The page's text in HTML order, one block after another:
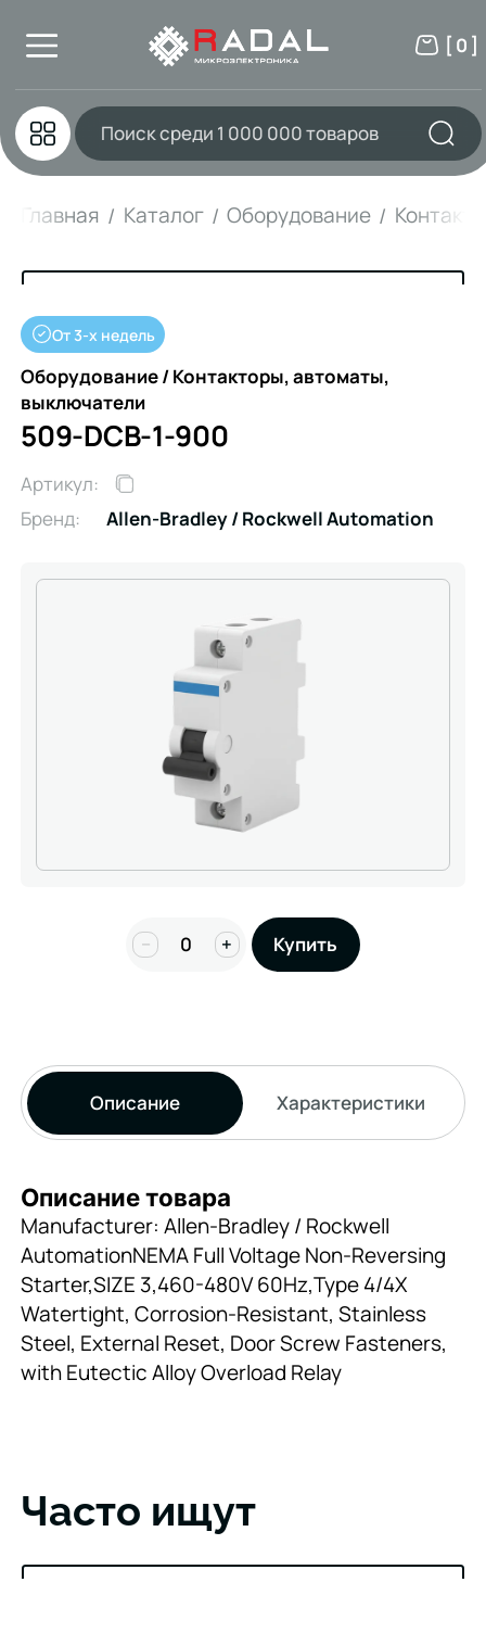
[ 0 ]
Главная Каталог Оборудование
От 3-х недель
Оборудование / Контакторы, автоматы,
выключатели
509-DCB-1-900
Артикул:
Бренд:
Allen-Bradley / Rockwell Automation
− + Купить
Описание Характеристики
Описание товара
Manufacturer: Allen-Bradley / Rockwell
AutomationNEMA Full Voltage Non-Reversing
Starter,SIZE 3,460-480V 60Hz,Type 4/4X
Watertight, Corrosion-Resistant, Stainless
Steel, External Reset, Door Screw Fasteners,
with Eutectic Alloy Overload Relay
Часто ищут